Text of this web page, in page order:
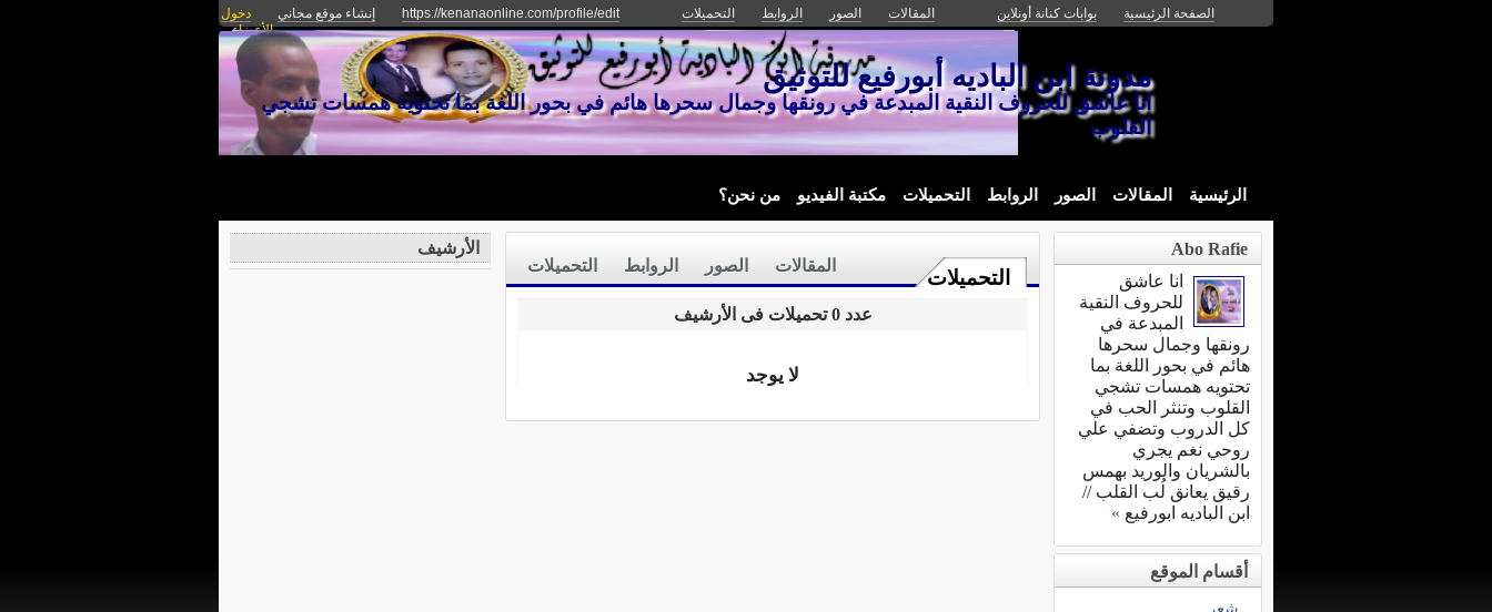
الصفحة الرئيسية بوابات كنانة أونلاين المقالات الصور الروابط التحميلات https://kenanaonline.com/profile/edit إنشاء موقع مجاني
دخول
الأعضاء
مدونة ابن الباديه أبورفيع للتوثيق
انا عاشق للحروف النقية المبدعة في رونقها وجمال سحرها هائم في بحور اللغة بما تحتويه همسات تشجي
القلوب
الرئيسية المقالات الصور الروابط التحميلات مكتبة الفيديو من نحن؟
التحميلات
التحميلات الروابط الصور المقالات
عدد 0 تحميلات فى الأرشيف
لا يوجد
Abo Rafie
انا عاشق
للحروف النقية
المبدعة في
رونقها وجمال سحرها
هائم في بحور اللغة بما
تحتويه همسات تشجي
القلوب وتنثر الحب في
كل الدروب وتضفي علي
روحي نغم يجري
بالشريان والوريد بهمس
رقيق يعانق لُب القلب //
ابن الباديه ابورفيع »
أقسام الموقع
شعر
الأرشيف